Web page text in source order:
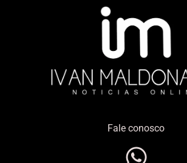
Fale conosco